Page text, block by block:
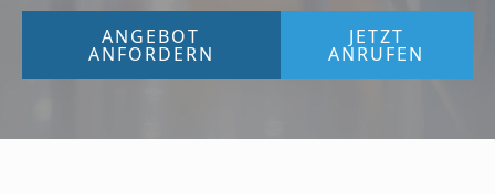
ANGEBOT
ANFORDERN
JETZT
ANRUFEN